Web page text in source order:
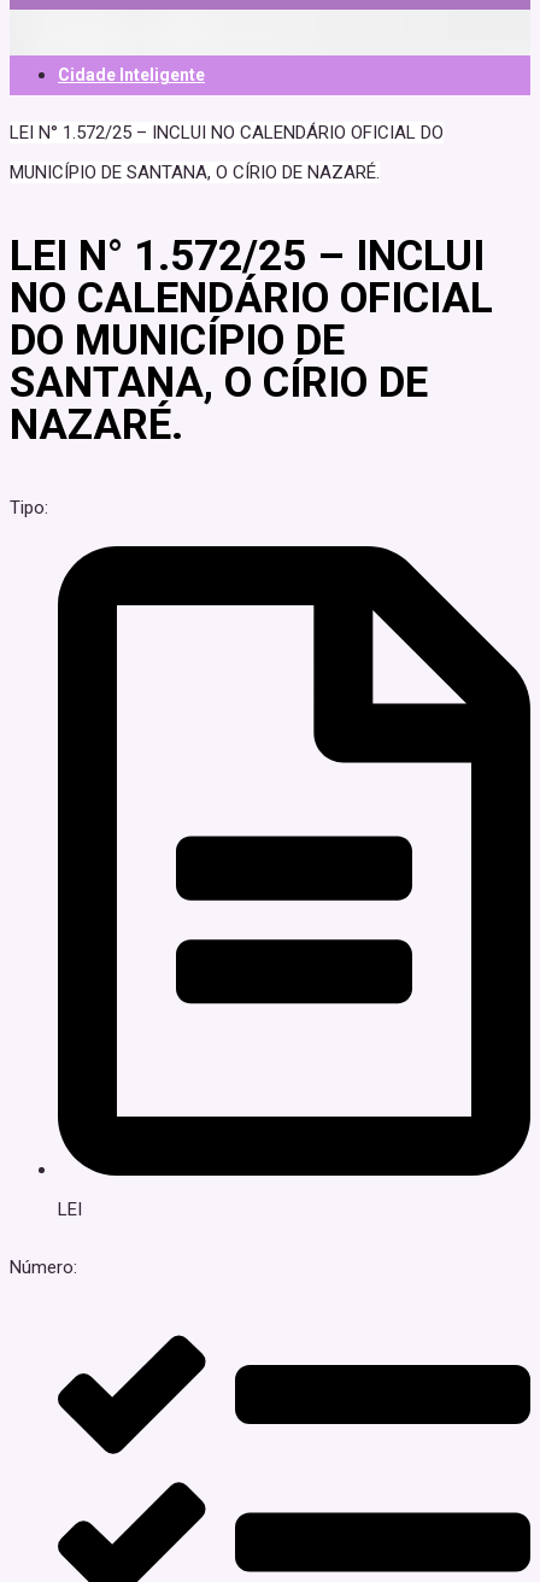
Cidade Inteligente
LEI N° 1.572/25 – INCLUI NO CALENDÁRIO OFICIAL DO
MUNICÍPIO DE SANTANA, O CÍRIO DE NAZARÉ.
LEI N° 1.572/25 – INCLUI
NO CALENDÁRIO OFICIAL
DO MUNICÍPIO DE
SANTANA, O CÍRIO DE
NAZARÉ.
Tipo:
LEI
Número: